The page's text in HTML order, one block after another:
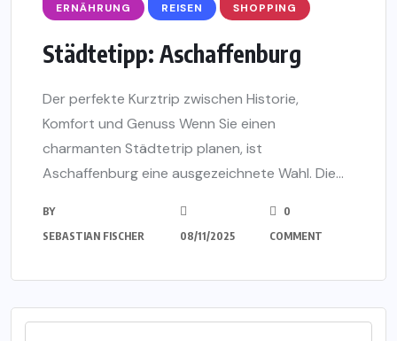
ERNÄHRUNG REISEN SHOPPING
Städtetipp: Aschaffenburg
Der perfekte Kurztrip zwischen Historie,
Komfort und Genuss Wenn Sie einen
charmanten Städtetrip planen, ist
Aschaffenburg eine ausgezeichnete Wahl. Die...
BY
SEBASTIAN FISCHER
08/11/2025
0
COMMENT